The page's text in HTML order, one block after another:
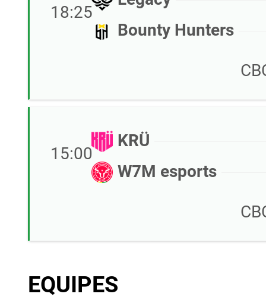
18:25
Bounty Hunters
15:00
KRÜ
W7M esports
EQUIPES